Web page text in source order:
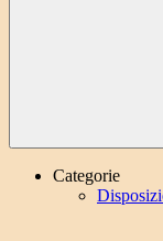
Categorie